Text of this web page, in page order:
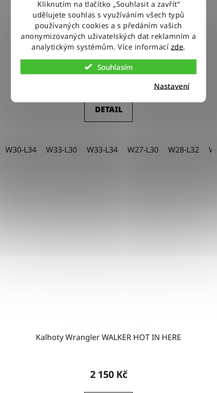
Kliknutím na tlačítko „Souhlasit a zavřít“
udělujete souhlas s využíváním všech typů
používaných cookies a s předáním vašich
anonymizovaných uživatelských dat reklamním a
analytickým systémům. Více informací zde.
Souhlasím
Nastavení
Kalhoty Wrangler STRAIGHT KITTY
DETAIL
W30-L34 W33-L30 W33-L34 W27-L30 W28-L32
Kalhoty Wrangler WALKER HOT IN HERE
2 150 Kč